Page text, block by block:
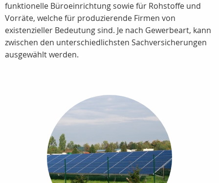
funktionelle Büroeinrichtung sowie für Rohstoffe und
Vorräte, welche für produzierende Firmen von
existenzieller Bedeutung sind. Je nach Gewerbeart, kann
zwischen den unterschiedlichsten Sachversicherungen
ausgewählt werden.